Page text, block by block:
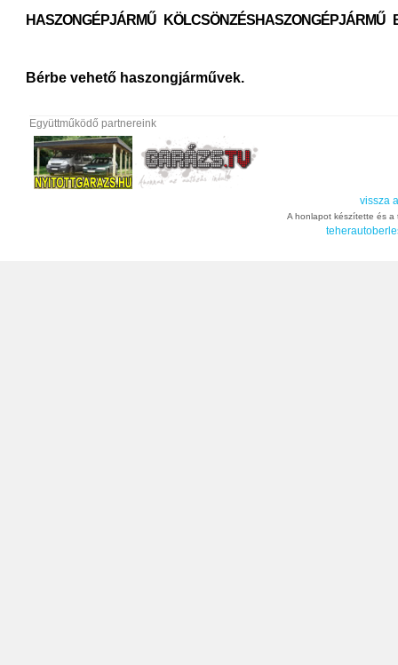
HASZONGÉPJÁRMŰ KÖLCSÖNZÉSHASZONGÉPJÁRMŰ
Bérbe vehető haszongjárművek.
Együttműködő partnereink
vissza
A honlapot készítette és